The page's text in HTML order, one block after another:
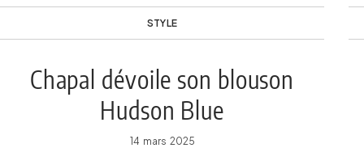
STYLE
Chapal dévoile son blouson
Hudson Blue
14 mars 2025